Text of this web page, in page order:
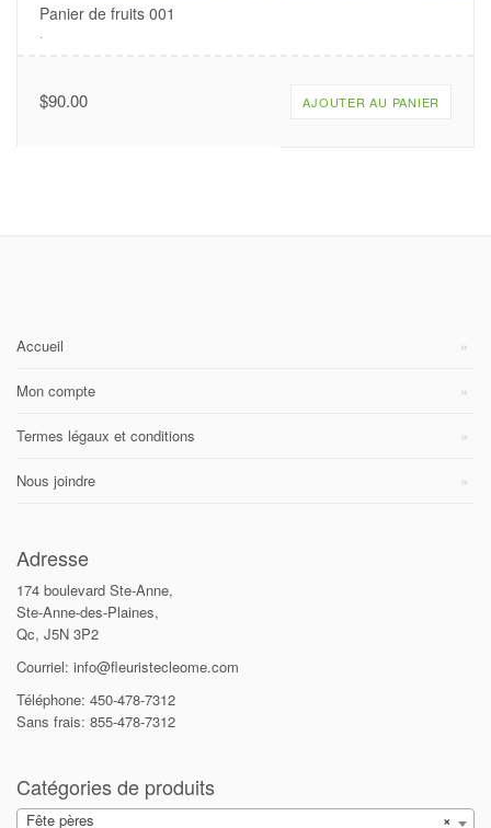
Panier de fruits 001
$90.00 AJOUTER AU PANIER
Accueil
Mon compte
Termes légaux et conditions
Nous joindre
Adresse
174 boulevard Ste-Anne,
Ste-Anne-des-Plaines,
Qc, J5N 3P2
Courriel: info@fleuristecleome.com
Téléphone: 450-478-7312
Sans frais: 855-478-7312
Catégories de produits
×
Fête pères